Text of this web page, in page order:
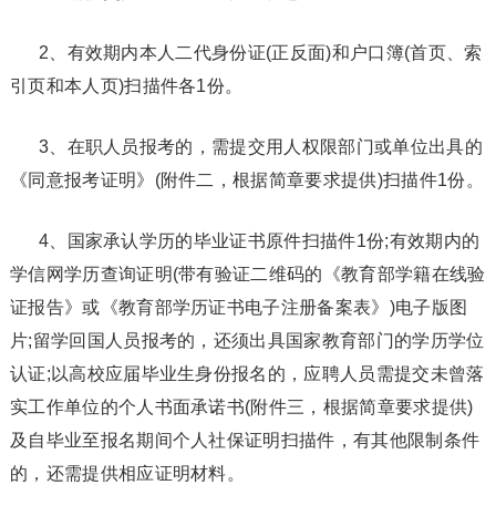
2、有效期内本人二代身份证(正反面)和户口簿(首页、索
引页和本人页)扫描件各1份。
3、在职人员报考的，需提交用人权限部门或单位出具的
《同意报考证明》(附件二，根据简章要求提供)扫描件1份。
4、国家承认学历的毕业证书原件扫描件1份;有效期内的
学信网学历查询证明(带有验证二维码的《教育部学籍在线验
证报告》或《教育部学历证书电子注册备案表》)电子版图
片;留学回国人员报考的，还须出具国家教育部门的学历学位
认证;以高校应届毕业生身份报名的，应聘人员需提交未曾落
实工作单位的个人书面承诺书(附件三，根据简章要求提供)
及自毕业至报名期间个人社保证明扫描件，有其他限制条件
的，还需提供相应证明材料。